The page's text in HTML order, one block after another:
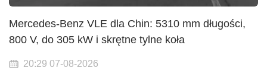
Mercedes-Benz VLE dla Chin: 5310 mm długości,
800 V, do 305 kW i skrętne tylne koła
20:29 07-08-2026